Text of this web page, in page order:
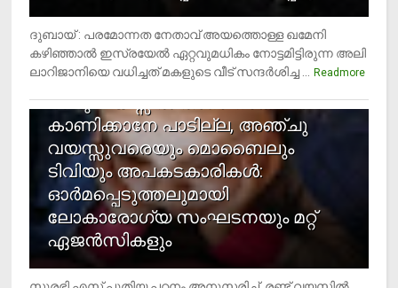
ദുബായ് : പരമോന്നത നേതാവ് അയത്തൊള്ള ഖമേനി
കഴിഞ്ഞാല്‍ ഇസ്രയേല്‍ ഏറ്റവുമധികം നോട്ടമിട്ടിരുന്ന അലി
ലാറിജാനിയെ വധിച്ചത് മകളുടെ വീട് സന്ദര്‍ശിച്ച ...
Readmore
4
രണ്ടു വയസ്സില്‍ താഴെ സ്‌ക്രീന്‍
കാണിക്കാനേ പാടില്ല, അഞ്ചു
വയസ്സുവരെയും മൊബൈലും
ടിവിയും അപകടകാരികള്‍:
ഓര്‍മപ്പെടുത്തലുമായി
ലോകാരോഗ്യ സംഘടനയും മറ്റ്
ഏജന്‍സികളും